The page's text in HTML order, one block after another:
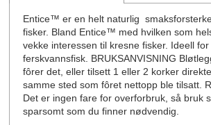
Entice™ er en helt naturlig
fisker. Bland Entice™ med hvilken som
vekke interessen til kresne fisker. Ideell
ferskvannsfisk. BRUKSANVISNING
fôrer det, eller tilsett 1 eller 2 korker
samme sted som fôret nettopp ble tilsatt.
Det er ingen fare for overforbruk, så bruk
sparsomt som du finner nødvendig.